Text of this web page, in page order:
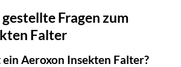
Fragen zum
Falter
Aeroxon Insekten Falter?